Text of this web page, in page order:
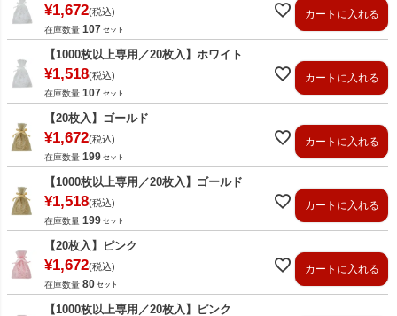
¥1,672 税込
在庫数量 107
カートに入れる
【1000枚以上専用／20枚入】ホワイト
¥1,518 税込
在庫数量 107
カートに入れる
【20枚入】ゴールド
¥1,672 税込
在庫数量 199
カートに入れる
【1000枚以上専用／20枚入】ゴールド
¥1,518 税込
在庫数量 199
カートに入れる
【20枚入】ピンク
¥1,672 税込
在庫数量 80
カートに入れる
【1000枚以上専用／20枚入】ピンク